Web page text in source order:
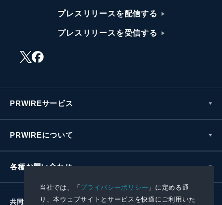
当社では、「プライバシーポリシー 」に定める通
り、本ウェブサイトとサービスを快適にご利用いた
プレスリリースを配信する
プレスリリースを受信する
PRWIREサービス
PRWIREについて
各種お問い合わせ
共同通信社グループ